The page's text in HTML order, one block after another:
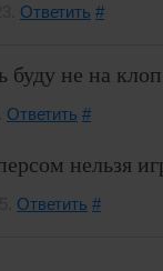
Ответить #
буду не на
Ответить #
нельзя
Ответить #